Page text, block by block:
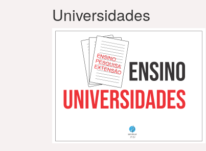
Universidades